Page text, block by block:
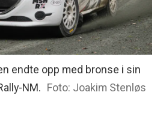
endte opp med bronse i sin
NM. Foto: Joakim Stenløs